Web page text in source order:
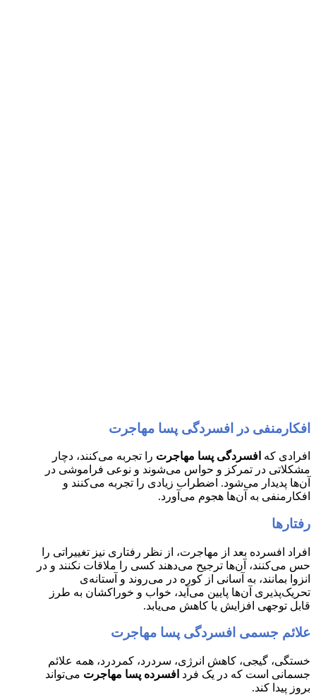
افکارمنفی در افسردگی پسا مهاجرت
افرادی که افسردگی پسا مهاجرت را تجربه می‌کنند، دچار
مشکلاتی در تمرکز و حواس می‌شوند و نوعی فراموشی در
آن‌ها پدیدار می‌شود. اضطراب زیادی را تجربه می‌کنند و
افکارمنفی به آن‌ها هجوم می‌آورد.
رفتارها
افراد افسرده‌ بعد از مهاجرت، از نظر رفتاری نیز تغییراتی را
حس می‌کنند، آن‌ها ترجیح می‌دهند کسی را ملاقات نکنند و در
انزوا بمانند، به آسانی از کوره در می‌روند و آستانه‌ی
تحریک‌پذیری آن‌ها پایین می‌آید، خواب و خوراکشان به طرز
قابل توجهی افزایش یا کاهش می‌یابد.
علائم جسمی افسردگی پسا مهاجرت
خستگی، گیجی، کاهش انرژی، سردرد، کمردرد، همه علائم
جسمانی است که در یک فرد افسرده‌ پسا مهاجرت می‌تواند
بروز پیدا کند.